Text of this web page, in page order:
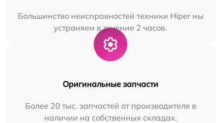
Большинство неисправностей техники Hiper мы
устраняем в течение 2 часов.
Оригинальные запчасти
Более 20 тыс. запчастей от производителя в
наличии на собственных складах.